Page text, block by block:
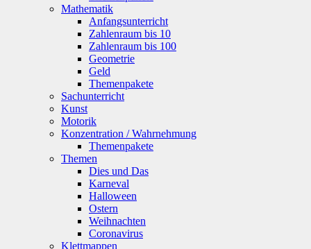
Mathematik
Anfangsunterricht
Zahlenraum bis 10
Zahlenraum bis 100
Geometrie
Geld
Themenpakete
Sachunterricht
Kunst
Motorik
Konzentration / Wahrnehmung
Themenpakete
Themen
Dies und Das
Karneval
Halloween
Ostern
Weihnachten
Coronavirus
Klettmappen